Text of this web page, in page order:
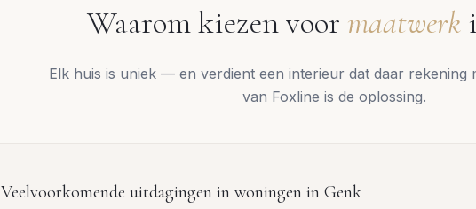
Waarom kiezen voor maatwerk
Elk huis is uniek — en verdient een interieur dat daar rekening
van Foxline is de oplossing.
Veelvoorkomende uitdagingen in woningen in Genk